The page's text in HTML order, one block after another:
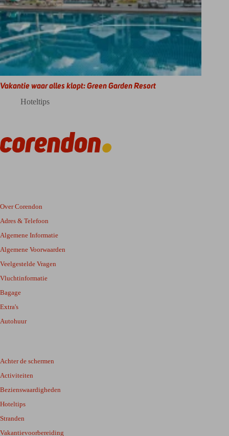
Vakantie waar alles klopt: Green Garden Resort
Hoteltips
Over Corendon
Adres & Telefoon
Algemene Informatie
Algemene Voorwaarden
Veelgestelde Vragen
Vluchtinformatie
Bagage
Extra's
Autohuur
Achter de schermen
Activiteiten
Bezienswaardigheden
Hoteltips
Stranden
Vakantievoorbereiding